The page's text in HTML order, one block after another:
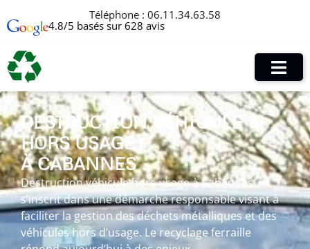
Téléphone : 06.11.34.63.58
4.8/5 basés sur 628 avis
DESTRUCTION VÉHICULE
HORS USAGE
À CABANNES
Destruction véhicule hors usage à Cabannes
s’inscrit dans une démarche responsable visant à
faciliter la gestion des déchets métalliques et des
véhicules hors d’usage. Le recyclage ferraille